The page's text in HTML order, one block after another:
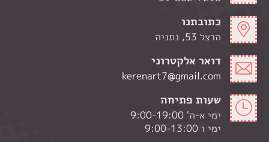
כתובתנו
הרצל 53, נתניה
דואר אלקטרוני
kerenart7@gmail.com
שעות פתיחה
ימי א-ה' 9:00-19:00
ימי ו 9:00-13:00